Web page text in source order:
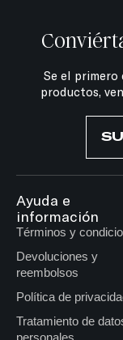
Se el
productos,
Ayuda e
información
Términos y
Devoluciones y
reembolsos
Política de
Tratamiento de
personales